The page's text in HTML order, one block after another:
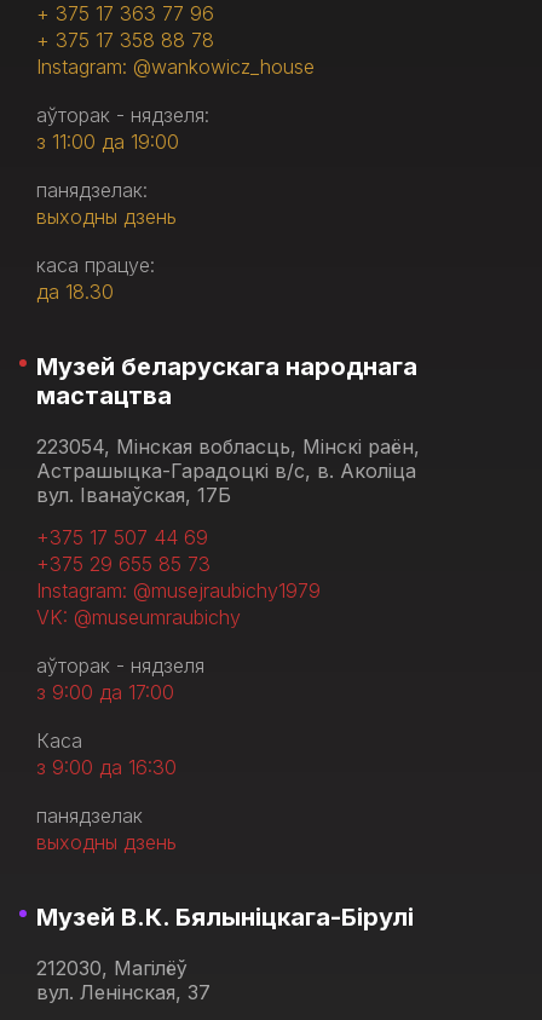
+ 375 17 363 77 96
+ 375 17 358 88 78
Instagram: @wankowicz_house
аўторак - нядзеля:
з 11:00 да 19:00
панядзелак:
выходны дзень
каса працуе:
да 18.30
Музей беларускага народнага
мастацтва
223054, Мінская вобласць, Мінскі раён,
Астрашыцка-Гарадоцкі в/с, в. Аколіца
вул. Іванаўская, 17Б
+375 17 507 44 69
+375 29 655 85 73
Instagram: @musejraubichy1979
VK: @museumraubichy
аўторак - нядзеля
з 9:00 да 17:00
Каса
з 9:00 да 16:30
панядзелак
выходны дзень
Музей В.К. Бялыніцкага-Бірулі
212030, Магілёў
вул. Ленінская, 37